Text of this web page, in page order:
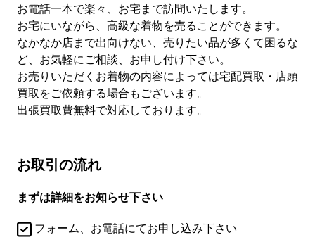
お電話一本で楽々、お宅まで訪問いたします。
お宅にいながら、高級な着物を売ることができます。
なかなか店まで出向けない、売りたい品が多くて困るな
ど、お気軽にご相談、お申し付け下さい。
お売りいただくお着物の内容によっては宅配買取・店頭
買取をご依頼する場合もございます。
出張買取費無料で対応しております。
お取引の流れ
まずは詳細をお知らせ下さい
フォーム、お電話にてお申し込み下さい